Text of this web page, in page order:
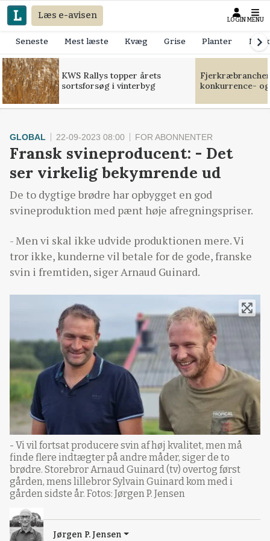
Læs e-avisen LOGIN MENU
Seneste Mest læste Kvæg Grise Planter
KWS Rallys topper årets
sortsforsøg i vinterbyg
konkurrence-
GLOBAL 22-09-2023 08:00 FOR ABONNENTER
Fransk svineproducent: - Det
ser virkelig bekymrende ud
De to dygtige brødre har opbygget en god
svineproduktion med pænt høje afregningspriser.
- Men vi skal ikke udvide produktionen mere. Vi
tror ikke, kunderne vil betale for de gode, franske
svin i fremtiden, siger Arnaud Guinard.
- Vi vil fortsat producere svin af høj kvalitet, men må
finde flere indtægter på andre måder, siger de to
brødre. Storebror Arnaud Guinard (tv) overtog først
gården, mens lillebror Sylvain Guinard kom med i
gården sidste år. Fotos: Jørgen P. Jensen
Jørgen P. Jensen